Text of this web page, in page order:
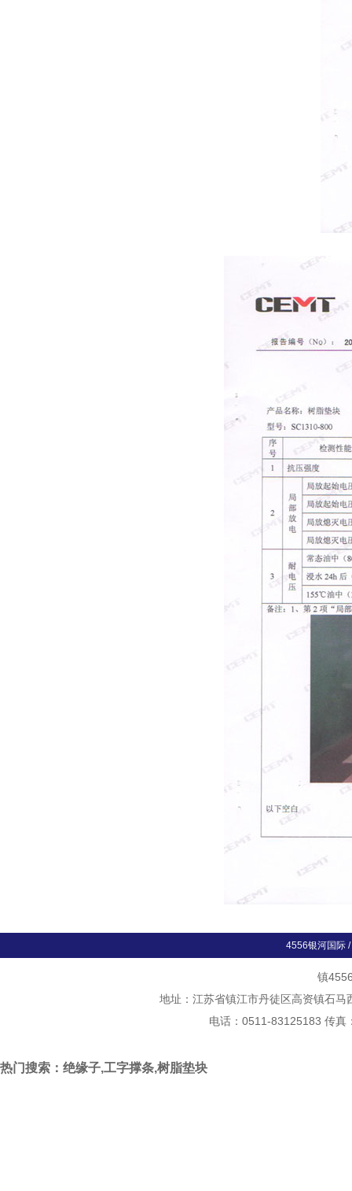
4556银河国际/
镇
地址：江苏省镇江市丹徒区高资镇石
电话：0511-83125183 传真
热门搜索：绝缘子,工字撑条,树脂垫块